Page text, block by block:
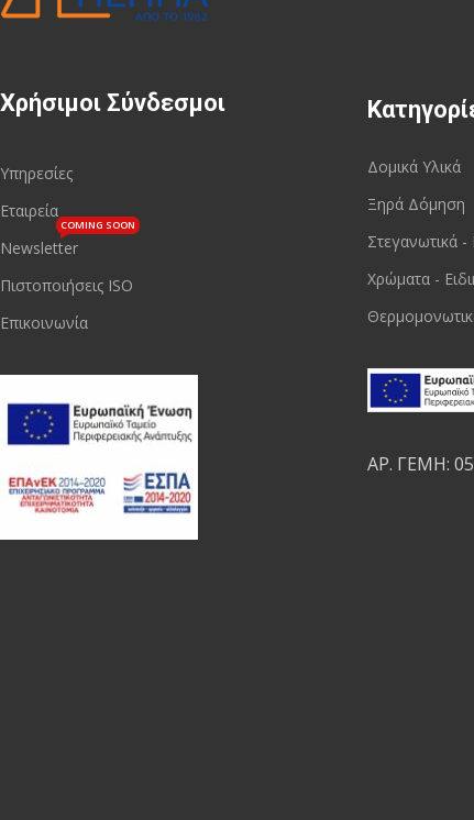
Χρήσιμοι Σύνδεσμοι
Υπηρεσίες
Εταιρεία
Newsletter
COMING SOON
Πιστοποιήσεις ISO
Επικοινωνία
Δομικά Υλικά
Ξηρά Δόμηση
Στεγανωτικά
Χρώματα -
ΑΡ. ΓΕΜΗ: